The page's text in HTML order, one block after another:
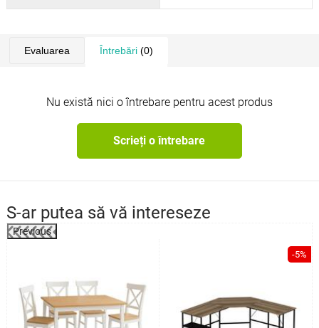
Evaluarea Întrebări(0)
Nu există nici o întrebare pentru acest produs
Scrieți o întrebare
S-ar putea să vă intereseze
Previous
-5%